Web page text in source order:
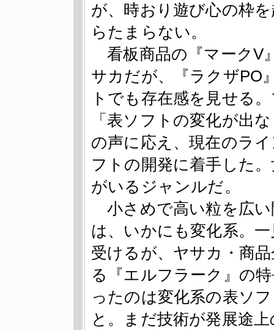
が、時おり遊び心の枠
らたまらない。
看板商品の『マークV
サカだが、『ラクザPO
トでも存在感を見せる
「表ソフトの変化が出
の声に応え、現在のラ
フトの開発に着手した
がいるジャンルだ。
小さめで高い粒を広い
は、いかにも変化系。
受けるが、ヤサカ・商
る『エルフラーク』の
ったのは変化系の表ソ
と。まだ技術が発展途